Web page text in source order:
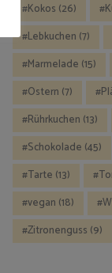
Kokos (26)
Lebkuchen (7)
Marmelade (15)
Ostern (7)
Rührkuchen (13)
Schokolade (45)
Tarte (13)
vegan (18)
Zitronenguss (9)